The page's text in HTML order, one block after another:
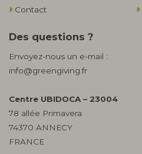
Contact
Des questions ?
Envoyez-nous un e-mail :
info@greengiving.fr
Centre UBIDOCA – 23004
78 allée Primavera
74370 ANNECY
FRANCE